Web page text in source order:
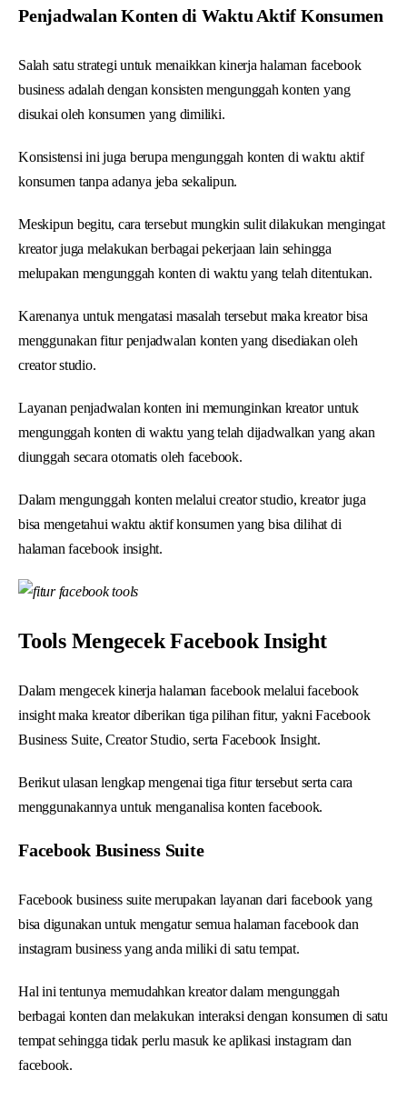
Penjadwalan Konten di Waktu Aktif Konsumen
Salah satu strategi untuk menaikkan kinerja halaman facebook
business adalah dengan konsisten mengunggah konten yang
disukai oleh konsumen yang dimiliki.
Konsistensi ini juga berupa mengunggah konten di waktu aktif
konsumen tanpa adanya jeba sekalipun.
Meskipun begitu, cara tersebut mungkin sulit dilakukan mengingat
kreator juga melakukan berbagai pekerjaan lain sehingga
melupakan mengunggah konten di waktu yang telah ditentukan.
Karenanya untuk mengatasi masalah tersebut maka kreator bisa
menggunakan fitur penjadwalan konten yang disediakan oleh
creator studio.
Layanan penjadwalan konten ini memunginkan kreator untuk
mengunggah konten di waktu yang telah dijadwalkan yang akan
diunggah secara otomatis oleh facebook.
Dalam mengunggah konten melalui creator studio, kreator juga
bisa mengetahui waktu aktif konsumen yang bisa dilihat di
halaman facebook insight.
Tools Mengecek Facebook Insight
Dalam mengecek kinerja halaman facebook melalui facebook
insight maka kreator diberikan tiga pilihan fitur, yakni Facebook
Business Suite, Creator Studio, serta Facebook Insight.
Berikut ulasan lengkap mengenai tiga fitur tersebut serta cara
menggunakannya untuk menganalisa konten facebook.
Facebook Business Suite
Facebook business suite merupakan layanan dari facebook yang
bisa digunakan untuk mengatur semua halaman facebook dan
instagram business yang anda miliki di satu tempat.
Hal ini tentunya memudahkan kreator dalam mengunggah
berbagai konten dan melakukan interaksi dengan konsumen di satu
tempat sehingga tidak perlu masuk ke aplikasi instagram dan
facebook.